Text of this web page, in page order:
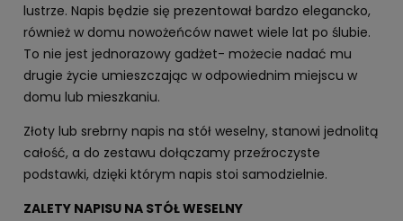
lustrze. Napis będzie się prezentował bardzo elegancko,
również w domu nowożeńców nawet wiele lat po ślubie.
To nie jest jednorazowy gadżet- możecie nadać mu
drugie życie umieszczając w odpowiednim miejscu w
domu lub mieszkaniu.
Złoty lub srebrny napis na stół weselny, stanowi jednolitą
całość, a do zestawu dołączamy przeźroczyste
podstawki, dzięki którym napis stoi samodzielnie.
ZALETY NAPISU NA STÓŁ WESELNY